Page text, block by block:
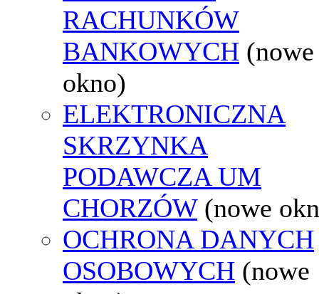
RACHUNKÓW
BANKOWYCH (nowe
okno)
ELEKTRONICZNA
SKRZYNKA
PODAWCZA UM
CHORZÓW (nowe
OCHRONA DANYCH
OSOBOWYCH (nowe